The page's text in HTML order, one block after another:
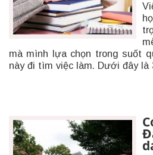
mà mình lựa chọn trong suốt
này đi tìm việc làm. Dưới đây là